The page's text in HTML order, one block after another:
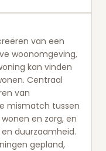
van een
woonomgeving,
kan vinden
Centraal
van
mismatch tussen
en zorg, en
duurzaamheid.
gepland,